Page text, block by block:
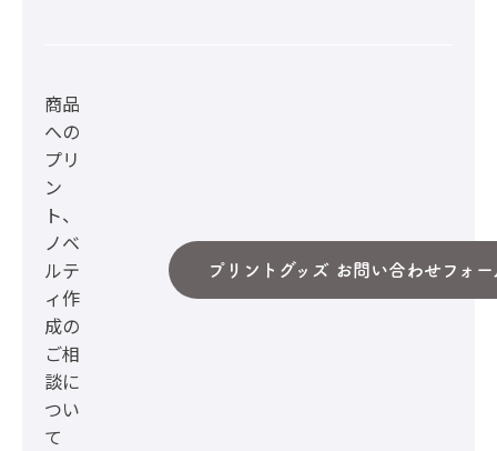
商品
への
プリ
ン
ト、
ノベ
ルテ
ィ作
成の
ご相
談に
つい
て
プリントグッズ お問い合わせフォー